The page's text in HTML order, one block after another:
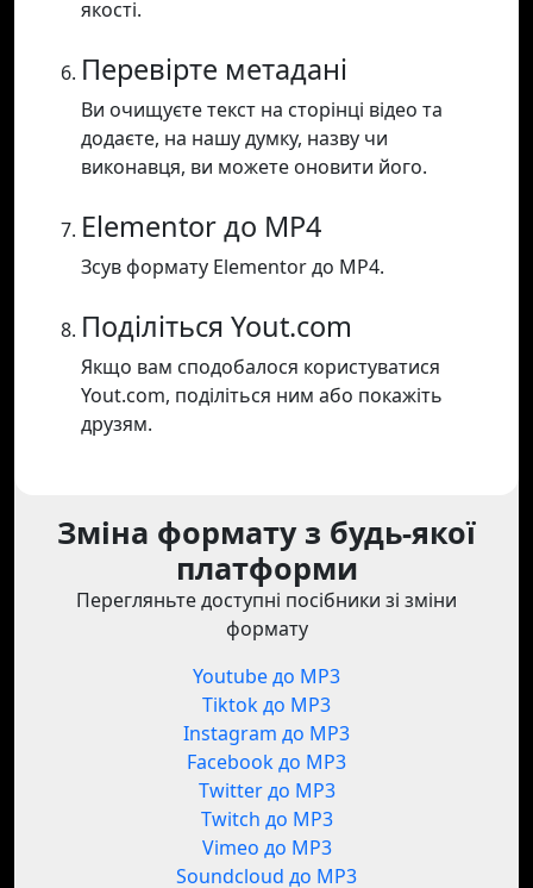
якості.
Перевірте метадані
Ви очищуєте текст на сторінці відео та
додаєте, на нашу думку, назву чи
виконавця, ви можете оновити його.
Elementor до MP4
Зсув формату Elementor до MP4.
Поділіться Yout.com
Якщо вам сподобалося користуватися
Yout.com, поділіться ним або покажіть
друзям.
Зміна формату з будь-якої
платформи
Перегляньте доступні посібники зі зміни
формату
Youtube до MP3
Tiktok до MP3
Instagram до MP3
Facebook до MP3
Twitter до MP3
Twitch до MP3
Vimeo до MP3
Soundcloud до MP3